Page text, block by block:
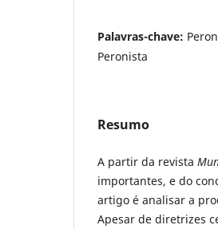
Palavras-chave:
Peronista
Resumo
A partir da revista
importantes, e do
artigo é analisar a
Apesar de diretrizes